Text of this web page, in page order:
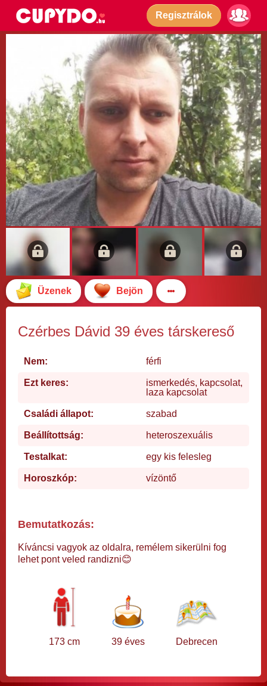
Regisztrálok
Üzenek Bejön
Czérbes Dávid 39 éves társkereső
Nem: férfi
Ezt keres:
ismerkedés, kapcsolat,
laza kapcsolat
Családi állapot: szabad
Beállítottság: heteroszexuális
Testalkat: egy kis felesleg
Horoszkóp: vízöntő
Bemutatkozás:
Kíváncsi vagyok az oldalra, remélem sikerülni fog
lehet pont veled randizni😊
173 cm 39 éves Debrecen